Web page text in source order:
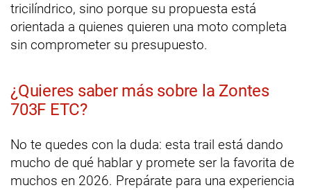
tricilíndrico, sino porque su propuesta está
orientada a quienes quieren una moto completa
sin comprometer su presupuesto.
¿Quieres saber más sobre la Zontes
703F ETC?
No te quedes con la duda: esta trail está dando
mucho de qué hablar y promete ser la favorita de
muchos en 2026. Prepárate para una experiencia